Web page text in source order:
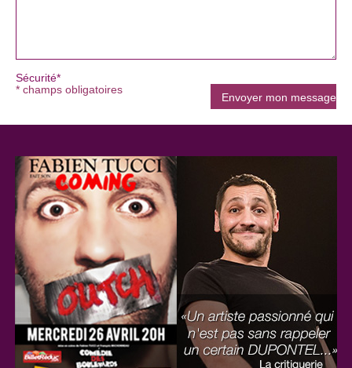
Sécurité*
* champs obligatoires